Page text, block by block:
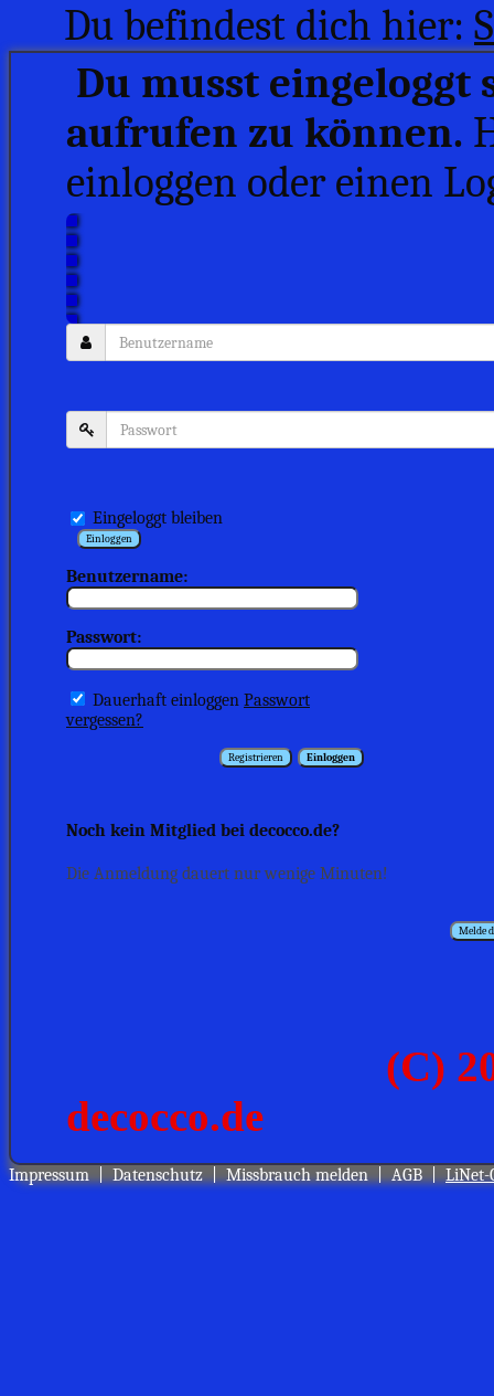
Du befindest dich hier:
Du musst eingeloggt
aufrufen zu können.
einloggen oder einen
Eingeloggt bleiben
Benutzername:
Passwort:
Dauerhaft einloggen Passwort
vergessen?
Noch kein Mitglied bei decocco.de?
Die Anmeldung dauert nur wenige Minuten!
Melde
Impressum|Datenschutz|Missbrauch melden|AGB|LiNet-